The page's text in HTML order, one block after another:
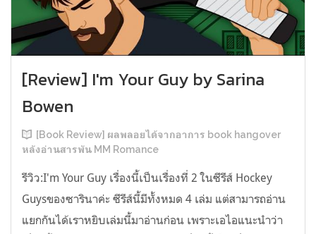
[Review] I'm Your Guy by Sarina
Bowen
[Book Review] ผลพลอยได้จากอาการ book hangover
หลังอ่านสารพัน MM Romance
รีวิว:I'm Your Guy เรื่องนี้เป็นเรื่องที่ 2 ในซีรีส์ Hockey
Guysของซารินาค่ะ ซีรีส์นี้มีทั้งหมด 4 เล่ม แต่สามารถอ่าน
แยกกันได้เราหยิบเล่มนี้มาอ่านก่อน เพราะเอไอแนะนำว่า